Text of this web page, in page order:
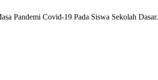
Pandemi Covid-19 Pada Siswa Sekolah Dasar.